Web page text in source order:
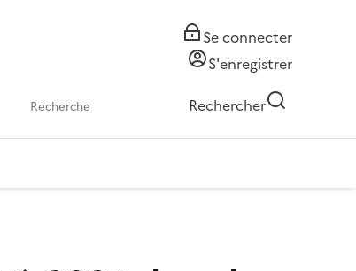
Se connecter
S'enregistrer
Rechercher